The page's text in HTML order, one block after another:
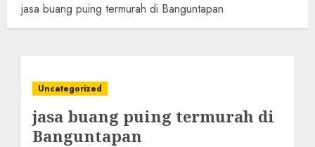
jasa buang puing termurah di Banguntapan
Uncategorized
jasa buang puing termurah di
Banguntapan